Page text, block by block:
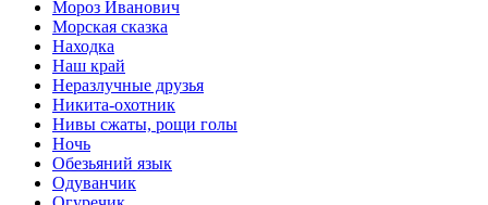
Мороз Иванович
Морская сказка
Находка
Наш край
Неразлучные друзья
Никита-охотник
Нивы сжаты, рощи голы
Ночь
Обезьяний язык
Одуванчик